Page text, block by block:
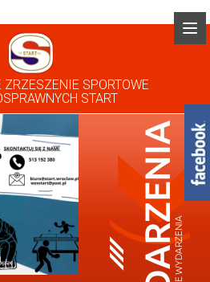
SPORTOWE
START